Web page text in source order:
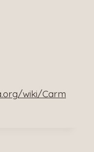
wiki/Carm